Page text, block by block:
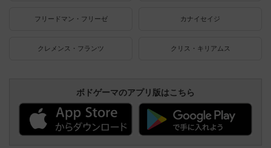
フリードマン・フリーゼ カナイセイジ
クレメンス・フランツ クリス・キリアムス
ボドゲーマのアプリ版はこちら